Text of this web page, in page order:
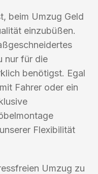
beim Umzug Geld
einzubüßen.
nur für die
benötigst. Egal
Fahrer oder ein
Flexibilität
Umzug zu